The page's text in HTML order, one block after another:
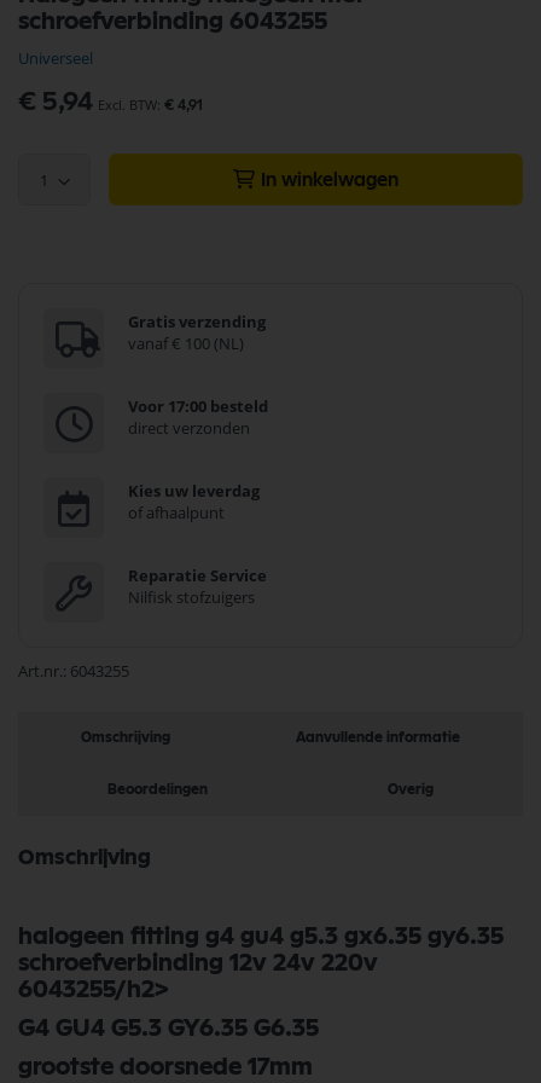
schroefverbinding 6043255
Universeel
€ 5,94 € 4,91
1 In winkelwagen
Gratis verzending
vanaf € 100 (NL)
Voor 17:00 besteld
direct verzonden
Kies uw leverdag
of afhaalpunt
Reparatie Service
Nilfisk stofzuigers
Art.nr. 6043255
het
van
de
afbeeldingen-
Omschrijving Aanvullende informatie
Beoordelingen Overig
Omschrijving
halogeen fitting g4 gu4 g5.3 gx6.35 gy6.35
schroefverbinding 12v 24v 220v
6043255/h2>
G4 GU4 G5.3 GY6.35 G6.35
grootste doorsnede 17mm